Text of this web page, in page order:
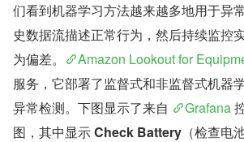
们看到机器学习方法越来越多地用于异
史数据流描述正常行为，然后持续监控
为偏差。
Amazon Lookout for
服务，它部署了监督式和非监督式机器
异常检测。下图显示了来自
Grafana
图，其中显示 Check Battery （检查电